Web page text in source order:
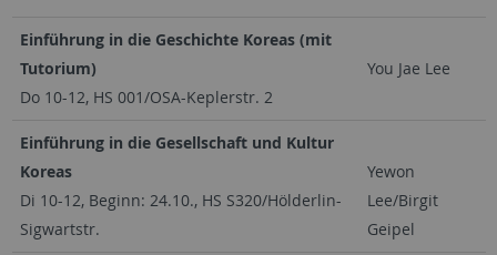
Einführung in die Geschichte Koreas (mit
Tutorium)
Do 10-12, HS 001/OSA-Keplerstr. 2
You Jae Lee
Einführung in die Gesellschaft und Kultur
Koreas
Di 10-12, Beginn: 24.10., HS S320/Hölderlin-
Sigwartstr.
Yewon
Lee/Birgit
Geipel